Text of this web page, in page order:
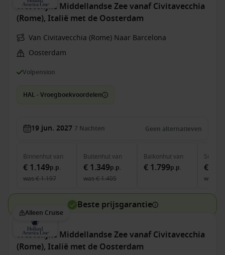
Westelijke Middellandse Zee vanaf Civitavecchia
(Rome), Italië met de Oosterdam
Van Civitavecchia (Rome) Naar Barcelona
Oosterdam
Volpension
HAL - Vroegboekvoordelen
19 jun. 2027 7 Nachten Geen alternatieven
Binnenhutvan
€ 1.149p.p.
was€ 1.197
Buitenhutvan
€ 1.349p.p.
was€ 1.405
Balkonhutvan
€ 1.799p.p.
Suite
€
was
Beste prijsgarantie
Alleen Cruise
Westelijke Middellandse Zee vanaf Civitavecchia
(Rome), Italië met de Oosterdam